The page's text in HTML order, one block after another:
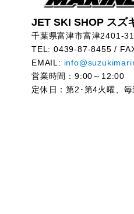
JET SKI SHOP スズ
千葉県富津市富津2401-
TEL: 0439-87-8455 /
EMAIL:
営業時間：9:00～12:00
定休日：第2･第4火曜、